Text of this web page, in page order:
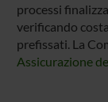
processi
verificando
prefissati. La
Assicurazione